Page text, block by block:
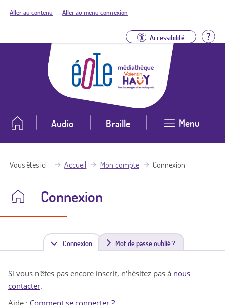
Aller au contenu Aller au menu connexion
Accessibilité
Audio Braille Menu
Vous êtes ici Accueil Mon compte Connexion
Connexion
Connexion(
n
Mot de passe oublié ?
Si vous n'êtes pas encore inscrit, n'hésitez pas à nous
contacter.